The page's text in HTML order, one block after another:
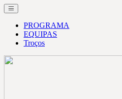
PROGRAMA
EQUIPAS
Troços